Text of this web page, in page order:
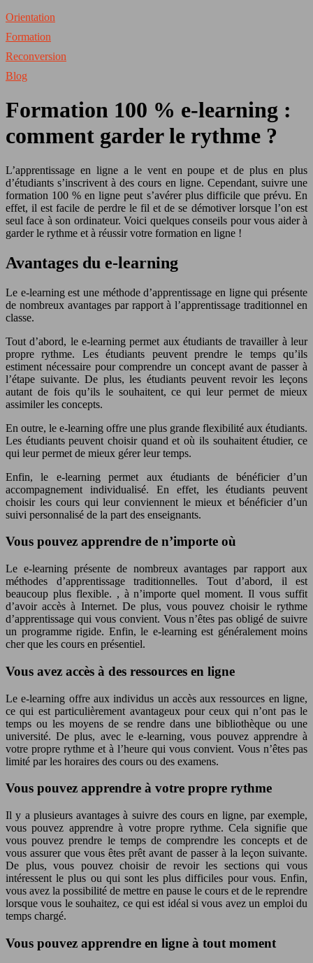
Orientation
Formation
Reconversion
Blog
Formation 100 % e-learning :
comment garder le rythme ?
L’apprentissage en ligne a le vent en poupe et de plus en plus
d’étudiants s’inscrivent à des cours en ligne. Cependant, suivre une
formation 100 % en ligne peut s’avérer plus difficile que prévu. En
effet, il est facile de perdre le fil et de se démotiver lorsque l’on est
seul face à son ordinateur. Voici quelques conseils pour vous aider à
garder le rythme et à réussir votre formation en ligne !
Avantages du e-learning
Le e-learning est une méthode d’apprentissage en ligne qui présente
de nombreux avantages par rapport à l’apprentissage traditionnel en
classe.
Tout d’abord, le e-learning permet aux étudiants de travailler à leur
propre rythme. Les étudiants peuvent prendre le temps qu’ils
estiment nécessaire pour comprendre un concept avant de passer à
l’étape suivante. De plus, les étudiants peuvent revoir les leçons
autant de fois qu’ils le souhaitent, ce qui leur permet de mieux
assimiler les concepts.
En outre, le e-learning offre une plus grande flexibilité aux étudiants.
Les étudiants peuvent choisir quand et où ils souhaitent étudier, ce
qui leur permet de mieux gérer leur temps.
Enfin, le e-learning permet aux étudiants de bénéficier d’un
accompagnement individualisé. En effet, les étudiants peuvent
choisir les cours qui leur conviennent le mieux et bénéficier d’un
suivi personnalisé de la part des enseignants.
Vous pouvez apprendre de n’importe où
Le e-learning présente de nombreux avantages par rapport aux
méthodes d’apprentissage traditionnelles. Tout d’abord, il est
beaucoup plus flexible. , à n’importe quel moment. Il vous suffit
d’avoir accès à Internet. De plus, vous pouvez choisir le rythme
d’apprentissage qui vous convient. Vous n’êtes pas obligé de suivre
un programme rigide. Enfin, le e-learning est généralement moins
cher que les cours en présentiel.
Vous avez accès à des ressources en ligne
Le e-learning offre aux individus un accès aux ressources en ligne,
ce qui est particulièrement avantageux pour ceux qui n’ont pas le
temps ou les moyens de se rendre dans une bibliothèque ou une
université. De plus, avec le e-learning, vous pouvez apprendre à
votre propre rythme et à l’heure qui vous convient. Vous n’êtes pas
limité par les horaires des cours ou des examens.
Vous pouvez apprendre à votre propre rythme
Il y a plusieurs avantages à suivre des cours en ligne, par exemple,
vous pouvez apprendre à votre propre rythme. Cela signifie que
vous pouvez prendre le temps de comprendre les concepts et de
vous assurer que vous êtes prêt avant de passer à la leçon suivante.
De plus, vous pouvez choisir de revoir les sections qui vous
intéressent le plus ou qui sont les plus difficiles pour vous. Enfin,
vous avez la possibilité de mettre en pause le cours et de le reprendre
lorsque vous le souhaitez, ce qui est idéal si vous avez un emploi du
temps chargé.
Vous pouvez apprendre en ligne à tout moment